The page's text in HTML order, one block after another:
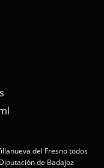
del Fresno todos
de Badajoz